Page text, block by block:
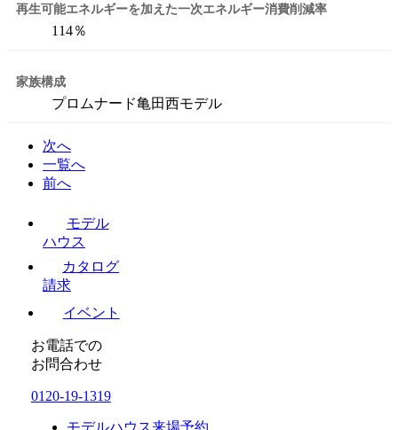
再生可能エネルギーを加えた一次エネルギー消費削減率
114％
家族構成
プロムナード亀田西モデル
次へ
一覧へ
前へ
モデル
ハウス
カタログ
請求
イベント
お電話での
お問合わせ
0120-19-1319
モデルハウス来場予約